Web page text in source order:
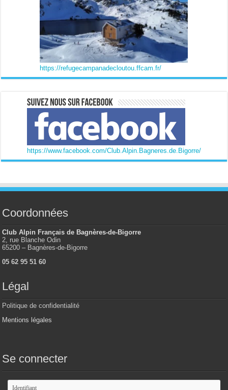
https://refugecampanadecloutou.ffcam.fr/
https://www.facebook.com/Club.Alpin.Bagneres.de.Bigorre/
Coordonnées
Club Alpin Français de Bagnères-de-Bigorre
2, rue Blanche Odin
65200 – Bagnères-de-Bigorre
05 62 95 51 60
Légal
Politique de confidentialité
Mentions légales
Se connecter